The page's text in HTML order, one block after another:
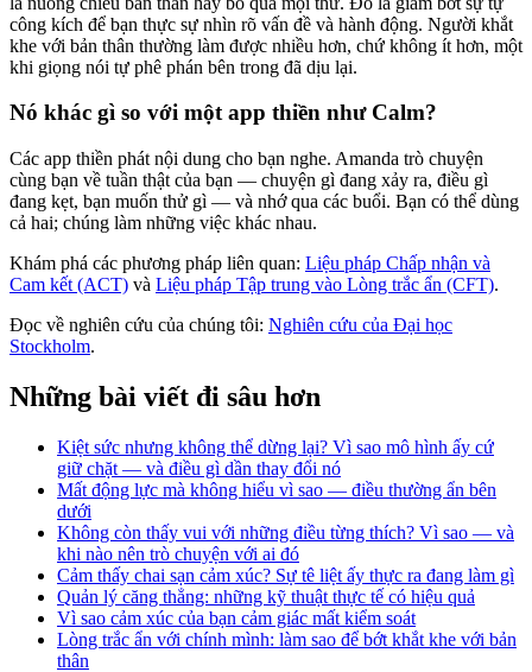
công kích để bạn thực sự nhìn rõ vấn đề và hành động. Người khắt
khe với bản thân thường làm được nhiều hơn, chứ không ít hơn, một
khi giọng nói tự phê phán bên trong đã dịu lại.
Nó khác gì so với một app thiền như Calm?
Các app thiền phát nội dung cho bạn nghe. Amanda trò chuyện
cùng bạn về tuần thật của bạn — chuyện gì đang xảy ra, điều gì
đang kẹt, bạn muốn thử gì — và nhớ qua các buổi. Bạn có thể dùng
cả hai; chúng làm những việc khác nhau.
Khám phá các phương pháp liên quan: Liệu pháp Chấp nhận và
Cam kết (ACT) và Liệu pháp Tập trung vào Lòng trắc ẩn (CFT).
Đọc về nghiên cứu của chúng tôi: Nghiên cứu của Đại học
Stockholm.
Những bài viết đi sâu hơn
Kiệt sức nhưng không thể dừng lại? Vì sao mô hình ấy cứ
giữ chặt — và điều gì dần thay đổi nó
Mất động lực mà không hiểu vì sao — điều thường ẩn bên
dưới
Không còn thấy vui với những điều từng thích? Vì sao — và
khi nào nên trò chuyện với ai đó
Cảm thấy chai sạn cảm xúc? Sự tê liệt ấy thực ra đang làm gì
Quản lý căng thẳng: những kỹ thuật thực tế có hiệu quả
Vì sao cảm xúc của bạn cảm giác mất kiểm soát
Lòng trắc ẩn với chính mình: làm sao để bớt khắt khe với bản
thân